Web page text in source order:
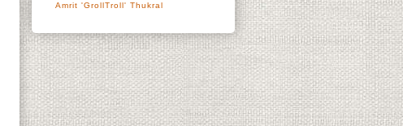
Amrit 'GrollTroll' Thukral